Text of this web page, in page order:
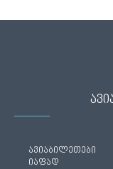
ავიაბილეთები
იაფად